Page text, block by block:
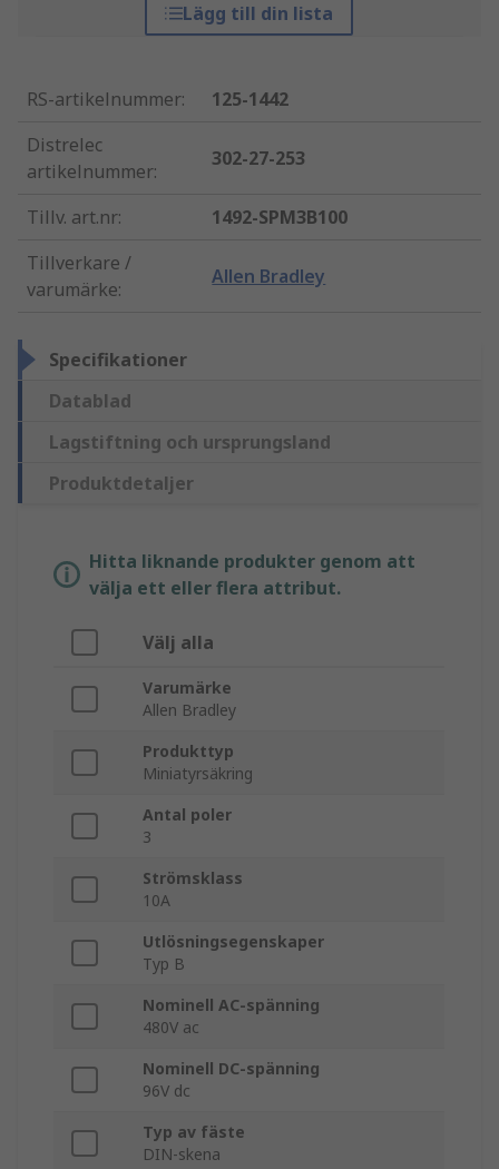
Lägg till din lista
RS-artikelnummer:
125-1442
Distrelec
artikelnummer:
302-27-253
Tillv. art.nr:
1492-SPM3B100
Tillverkare /
varumärke:
Allen Bradley
Specifikationer
Datablad
Lagstiftning och ursprungsland
Produktdetaljer
Hitta liknande produkter genom att
välja ett eller flera attribut.
Välj alla
Varumärke
Allen Bradley
Produkttyp
Miniatyrsäkring
Antal poler
3
Strömsklass
10A
Utlösningsegenskaper
Typ B
Nominell AC-spänning
480V ac
Nominell DC-spänning
96V dc
Typ av fäste
DIN-skena